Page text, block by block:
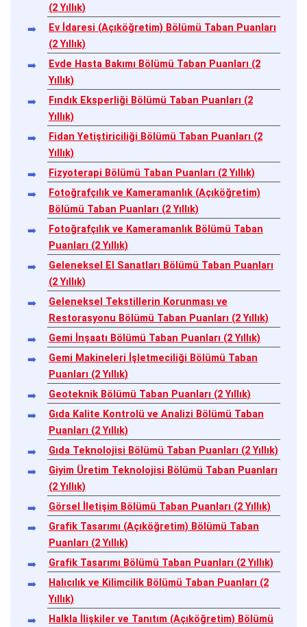
(2 Yıllık)
Ev İdaresi (Açıköğretim) Bölümü Taban Puanları
(2 Yıllık)
Evde Hasta Bakımı Bölümü Taban Puanları (2
Yıllık)
Fındık Eksperliği Bölümü Taban Puanları (2
Yıllık)
Fidan Yetiştiriciliği Bölümü Taban Puanları (2
Yıllık)
Fizyoterapi Bölümü Taban Puanları (2 Yıllık)
Fotoğrafçılık ve Kameramanlık (Açıköğretim)
Bölümü Taban Puanları (2 Yıllık)
Fotoğrafçılık ve Kameramanlık Bölümü Taban
Puanları (2 Yıllık)
Geleneksel El Sanatları Bölümü Taban Puanları
(2 Yıllık)
Geleneksel Tekstillerin Korunması ve
Restorasyonu Bölümü Taban Puanları (2 Yıllık)
Gemi İnşaatı Bölümü Taban Puanları (2 Yıllık)
Gemi Makineleri İşletmeciliği Bölümü Taban
Puanları (2 Yıllık)
Geoteknik Bölümü Taban Puanları (2 Yıllık)
Gıda Kalite Kontrolü ve Analizi Bölümü Taban
Puanları (2 Yıllık)
Gıda Teknolojisi Bölümü Taban Puanları (2 Yıllık)
Giyim Üretim Teknolojisi Bölümü Taban Puanları
(2 Yıllık)
Görsel İletişim Bölümü Taban Puanları (2 Yıllık)
Grafik Tasarımı (Açıköğretim) Bölümü Taban
Puanları (2 Yıllık)
Grafik Tasarımı Bölümü Taban Puanları (2 Yıllık)
Halıcılık ve Kilimcilik Bölümü Taban Puanları (2
Yıllık)
Halkla İlişkiler ve Tanıtım (Açıköğretim) Bölümü